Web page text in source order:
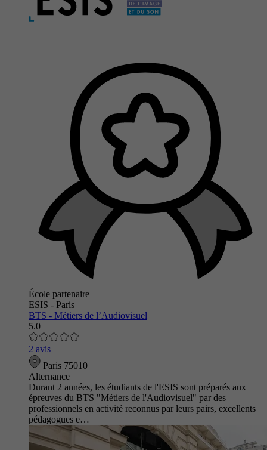
École partenaire
ESIS - Paris
BTS - Métiers de l’Audiovisuel
5.0
2 avis
Paris 75010
Alternance
Durant 2 années, les étudiants de l'ESIS sont préparés aux
épreuves du BTS "Métiers de l'Audiovisuel" par des
professionnels en activité reconnus par leurs pairs, excellents
pédagogues e…